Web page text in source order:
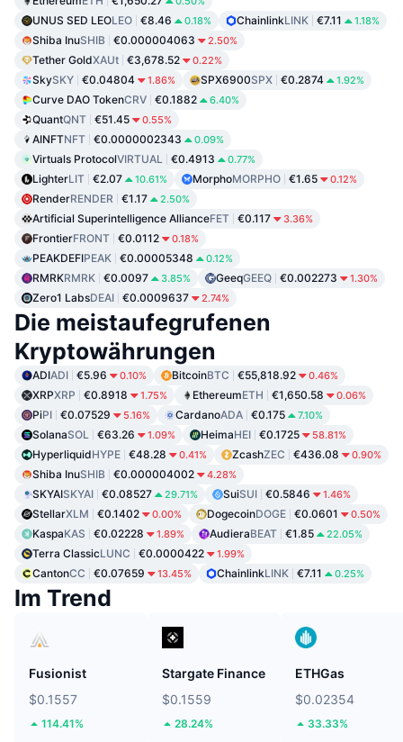
UNUS SED LEOLEO €8.46 0.18% ChainlinkLINK €7.11 1.18%
Shiba InuSHIB €0.000004063 2.50%
Tether GoldXAUt €3,678.52 0.22%
SkySKY €0.04804 1.86% SPX6900SPX €0.2874 1.92%
Curve DAO TokenCRV €0.1882 6.40%
QuantQNT €51.45 0.55%
AINFTNFT €0.0000002343 0.09%
Virtuals ProtocolVIRTUAL €0.4913 0.77%
LighterLIT €2.07 10.61% MorphoMORPHO €1.65 0.12%
RenderRENDER €1.17 2.50%
Artificial Superintelligence AllianceFET €0.117 3.36%
FrontierFRONT €0.0112 0.18%
PEAKDEFIPEAK €0.00005348 0.12%
RMRKRMRK €0.0097 3.85% GeeqGEEQ €0.002273 1.30%
Zero1 LabsDEAI €0.0009637 2.74%
Die meistaufegrufenen
Kryptowährungen
ADIADI €5.96 0.10% BitcoinBTC €55,818.92 0.46%
XRPXRP €0.8918 1.75% EthereumETH €1,650.58 0.06%
PiPI €0.07529 5.16% CardanoADA €0.175 7.10%
SolanaSOL €63.26 1.09% HeimaHEI €0.1725 58.81%
HyperliquidHYPE €48.28 0.41% ZcashZEC €436.08 0.90%
Shiba InuSHIB €0.000004002 4.28%
SKYAISKYAI €0.08527 29.71% SuiSUI €0.5846 1.46%
StellarXLM €0.1402 0.00% DogecoinDOGE €0.0601 0.50%
KaspaKAS €0.02228 1.89% AudieraBEAT €1.85 22.05%
Terra ClassicLUNC €0.0000422 1.99%
CantonCC €0.07659 13.45% ChainlinkLINK €7.11 0.25%
Im Trend
Fusionist
$0.1557
114.41%
Stargate Finance
$0.1559
28.24%
ETHGas
$0.02354
33.33%